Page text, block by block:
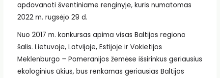
apdovanoti šventiniame renginyje, kuris numatomas
2022 m. rugsėjo 29 d.
Nuo 2017 m. konkursas apima visas Baltijos regiono
šalis. Lietuvoje, Latvijoje, Estijoje ir Vokietijos
Meklenburgo – Pomeranijos žemėse išsirinkus geriausius
ekologinius ūkius, bus renkamas geriausias Baltijos